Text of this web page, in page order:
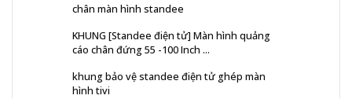
chân màn hình standee
KHUNG [Standee điện tử] Màn hình quảng
cáo chân đứng 55 -100 Inch ...
khung bảo vệ standee điện tử ghép màn
hình tivi